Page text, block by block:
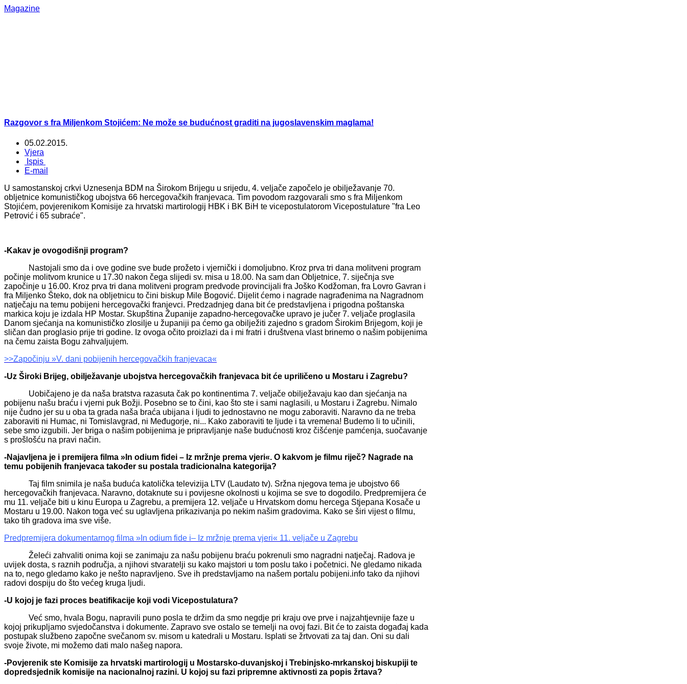
Magazine
Razgovor s fra Miljenkom Stojićem: Ne može se budućnost graditi na jugoslavenskim maglama!
05.02.2015.
Vjera
Ispis
E-mail
U samostanskoj crkvi Uznesenja BDM na Širokom Brijegu u srijedu, 4. veljače započelo je obilježavanje 70.
obljetnice komunističkog ubojstva 66 hercegovačkih franjevaca. Tim povodom razgovarali smo s fra Miljenkom
Stojićem, povjerenikom Komisije za hrvatski martirologij HBK i BK BiH te vicepostulatorom Vicepostulature "fra Leo
Petrović i 65 subraće".
-Kakav je ovogodišnji program?
Nastojali smo da i ove godine sve bude prožeto i vjernički i domoljubno. Kroz prva tri dana molitveni program
počinje molitvom krunice u 17.30 nakon čega slijedi sv. misa u 18.00. Na sam dan Obljetnice, 7. siječnja sve
započinje u 16.00. Kroz prva tri dana molitveni program predvode provincijali fra Joško Kodžoman, fra Lovro Gavran i
fra Miljenko Šteko, dok na obljetnicu to čini biskup Mile Bogović. Dijelit ćemo i nagrade nagrađenima na Nagradnom
natječaju na temu pobijeni hercegovački franjevci. Predzadnjeg dana bit će predstavljena i prigodna poštanska
markica koju je izdala HP Mostar. Skupština Županije zapadno-hercegovačke upravo je jučer 7. veljače proglasila
Danom sjećanja na komunističko zlosilje u županiji pa ćemo ga obilježiti zajedno s gradom Širokim Brijegom, koji je
sličan dan proglasio prije tri godine. Iz ovoga očito proizlazi da i mi fratri i društvena vlast brinemo o našim pobijenima
na čemu zaista Bogu zahvaljujem.
>>Započinju »V. dani pobijenih hercegovačkih franjevaca«
-Uz Široki Brijeg, obilježavanje ubojstva hercegovačkih franjevaca bit će upriličeno u Mostaru i Zagrebu?
Uobičajeno je da naša bratstva razasuta čak po kontinentima 7. veljače obilježavaju kao dan sjećanja na
pobijenu našu braću i vjerni puk Božji. Posebno se to čini, kao što ste i sami naglasili, u Mostaru i Zagrebu. Nimalo
nije čudno jer su u oba ta grada naša braća ubijana i ljudi to jednostavno ne mogu zaboraviti. Naravno da ne treba
zaboraviti ni Humac, ni Tomislavgrad, ni Međugorje, ni... Kako zaboraviti te ljude i ta vremena! Budemo li to učinili,
sebe smo izgubili. Jer briga o našim pobijenima je pripravljanje naše budućnosti kroz čišćenje pamćenja, suočavanje
s prošlošću na pravi način.
-Najavljena je i premijera filma »In odium fidei – Iz mržnje prema vjeri«. O kakvom je filmu riječ? Nagrade na
temu pobijenih franjevaca također su postala tradicionalna kategorija?
Taj film snimila je naša buduća katolička televizija LTV (Laudato tv). Sržna njegova tema je ubojstvo 66
hercegovačkih franjevaca. Naravno, dotaknute su i povijesne okolnosti u kojima se sve to dogodilo. Predpremijera će
mu 11. veljače biti u kinu Europa u Zagrebu, a premijera 12. veljače u Hrvatskom domu hercega Stjepana Kosače u
Mostaru u 19.00. Nakon toga već su uglavljena prikazivanja po nekim našim gradovima. Kako se širi vijest o filmu,
tako tih gradova ima sve više.
Predpremijera dokumentarnog filma »In odium fide i– Iz mržnje prema vjeri« 11. veljače u Zagrebu
Želeći zahvaliti onima koji se zanimaju za našu pobijenu braću pokrenuli smo nagradni natječaj. Radova je
uvijek dosta, s raznih područja, a njihovi stvaratelji su kako majstori u tom poslu tako i početnici. Ne gledamo nikada
na to, nego gledamo kako je nešto napravljeno. Sve ih predstavljamo na našem portalu pobijeni.info tako da njihovi
radovi dospiju do što većeg kruga ljudi.
-U kojoj je fazi proces beatifikacije koji vodi Vicepostulatura?
Već smo, hvala Bogu, napravili puno posla te držim da smo negdje pri kraju ove prve i najzahtjevnije faze u
kojoj prikupljamo svjedočanstva i dokumente. Zapravo sve ostalo se temelji na ovoj fazi. Bit će to zaista događaj kada
postupak službeno započne svečanom sv. misom u katedrali u Mostaru. Isplati se žrtvovati za taj dan. Oni su dali
svoje živote, mi možemo dati malo našeg napora.
-Povjerenik ste Komisije za hrvatski martirologij u Mostarsko-duvanjskoj i Trebinjsko-mrkanskoj biskupiji te
dopredsjednik komisije na nacionalnoj razini. U kojoj su fazi pripremne aktivnosti za popis žrtava?